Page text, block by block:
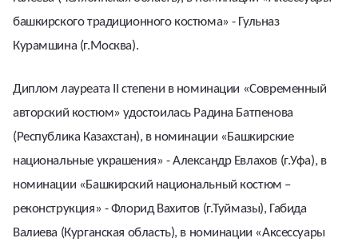
башкирского традиционного костюма» - Гульназ
Курамшина (г.Москва).
Диплом лауреата II степени в номинации «Современный
авторский костюм» удостоилась Радина Батпенова
(Республика Казахстан), в номинации «Башкирские
национальные украшения» - Александр Евлахов (г.Уфа), в
номинации «Башкирский национальный костюм –
реконструкция» - Флорид Вахитов (г.Туймазы), Габида
Валиева (Курганская область), в номинации «Аксессуары